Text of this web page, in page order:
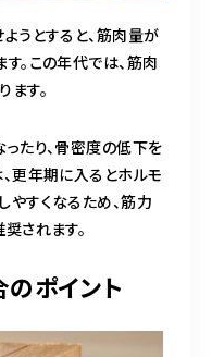
うとすると、筋肉量が
。この年代では、筋肉
す。
たり、骨密度の低下を
更年期に入るとホルモ
すくなるため、筋力
されます。
ポイント